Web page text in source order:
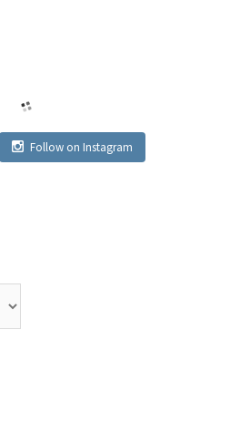
Follow on Instagram